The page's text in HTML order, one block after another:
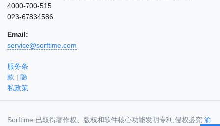
4000-700-515
023-67834586
Email:
service@sorftime.com
服务条
款 | 隐
私政策
Sorftime 已取得著作权、版权和软件核心功能发明专利,侵权必究 渝